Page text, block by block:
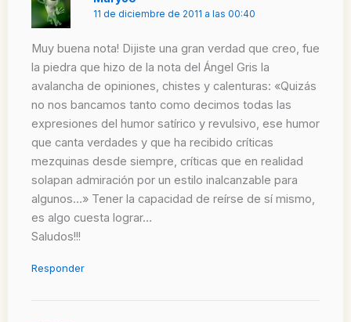
11 de diciembre de 2011 a las 00:40
Muy buena nota! Dijiste una gran verdad que creo, fue
la piedra que hizo de la nota del Ángel Gris la
avalancha de opiniones, chistes y calenturas: «Quizás
no nos bancamos tanto como decimos todas las
expresiones del humor satírico y revulsivo, ese humor
que canta verdades y que ha recibido críticas
mezquinas desde siempre, críticas que en realidad
solapan admiración por un estilo inalcanzable para
algunos…» Tener la capacidad de reírse de sí mismo,
es algo cuesta lograr…
Saludos!!!
Responder